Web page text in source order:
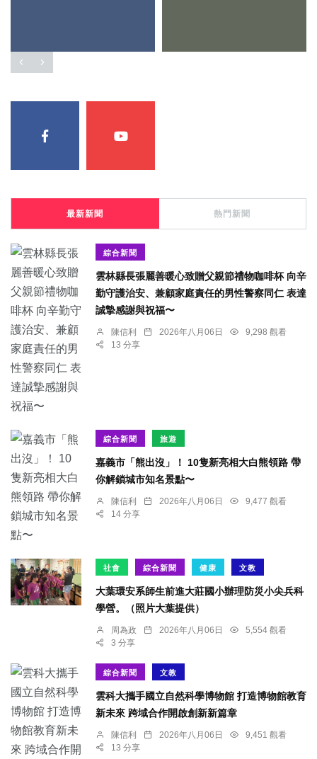
最新新聞 熱門新聞
綜合新聞
雲林縣長張麗善暖心致贈父親節禮物咖啡杯 向辛
勤守護治安、兼顧家庭責任的男性警察同仁 表達
誠摯感謝與祝福〜
陳信利 2026年八月06日
9,298 觀看
13 分享
綜合新聞 旅遊
嘉義市「熊出沒」！ 10隻新亮相大白熊領路 帶
你解鎖城市知名景點〜
陳信利 2026年八月06日
9,477 觀看
14 分享
社會 綜合新聞 健康 文教
大葉環安系師生前進大莊國小辦理防災小尖兵科
學營。（照片大葉提供）
周為政 2026年八月06日
5,554 觀看
3 分享
綜合新聞 文教
雲科大攜手國立自然科學博物館 打造博物館教育
新未來 跨域合作開啟創新新篇章
陳信利 2026年八月06日
9,451 觀看
13 分享